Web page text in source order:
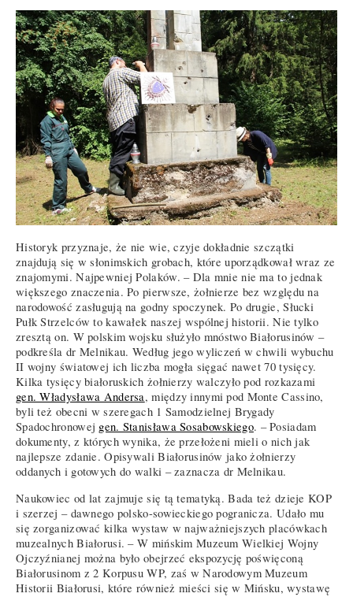
Historyk przyznaje, że nie wie, czyje dokładnie szczątki
znajdują się w słonimskich grobach, które uporządkował wraz ze
znajomymi. Najpewniej Polaków. – Dla mnie nie ma to jednak
większego znaczenia. Po pierwsze, żołnierze bez względu na
narodowość zasługują na godny spoczynek. Po drugie, Słucki
Pułk Strzelców to kawałek naszej wspólnej historii. Nie tylko
zresztą on. W polskim wojsku służyło mnóstwo Białorusinów –
podkreśla dr Melnikau. Według jego wyliczeń w chwili wybuchu
II wojny światowej ich liczba mogła sięgać nawet 70 tysięcy.
Kilka tysięcy białoruskich żołnierzy walczyło pod rozkazami
gen. Władysława Andersa, między innymi pod Monte Cassino,
byli też obecni w szeregach 1 Samodzielnej Brygady
Spadochronowej gen. Stanisława Sosabowskiego. – Posiadam
dokumenty, z których wynika, że przełożeni mieli o nich jak
najlepsze zdanie. Opisywali Białorusinów jako żołnierzy
oddanych i gotowych do walki – zaznacza dr Melnikau.
Naukowiec od lat zajmuje się tą tematyką. Bada też dzieje KOP
i szerzej – dawnego polsko-sowieckiego pogranicza. Udało mu
się zorganizować kilka wystaw w najważniejszych placówkach
muzealnych Białorusi. – W mińskim Muzeum Wielkiej Wojny
Ojczyźnianej można było obejrzeć ekspozycję poświęconą
Białorusinom z 2 Korpusu WP, zaś w Narodowym Muzeum
Historii Białorusi, które również mieści się w Mińsku, wystawę